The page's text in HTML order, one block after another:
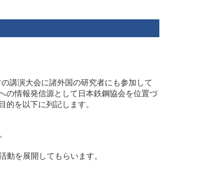
講演大会に諸外国の研究者にも参加して
の情報発信源として日本鉄鋼協会を位置づ
を以下に列記します。
を展開してもらいます。